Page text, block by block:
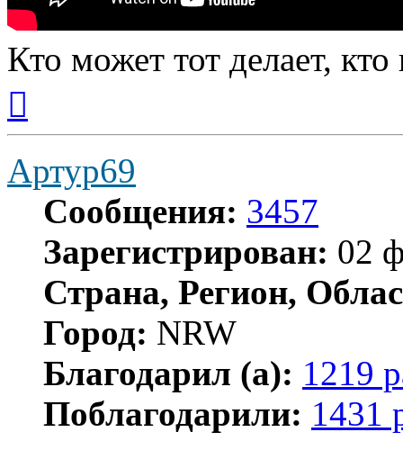
Кто может тот делает,
началу
Артур69
Сообщения: 3457
Зарегистрирован: 02
Страна, Регион,
Город: NRW
Благодарил (а): 1219
Поблагодарили: 1431